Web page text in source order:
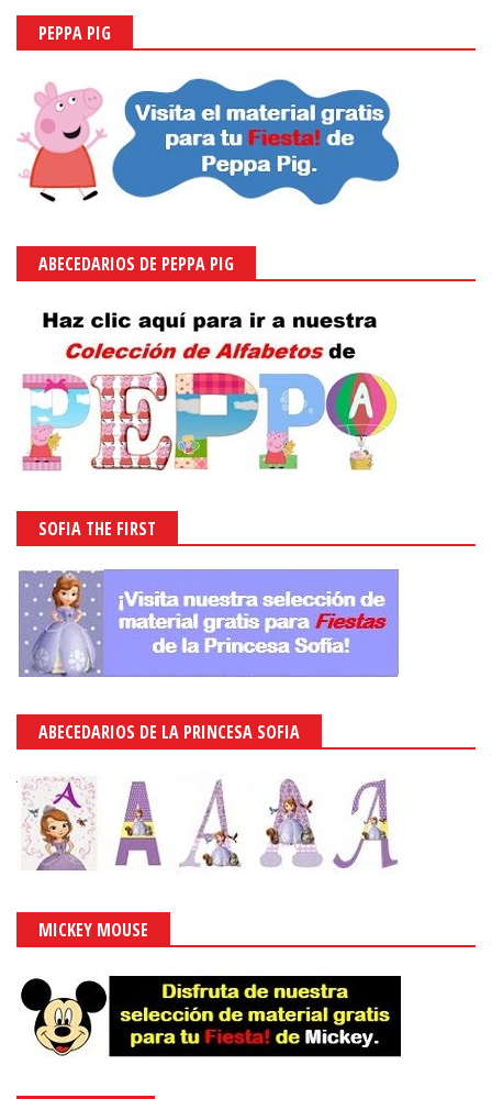
PEPPA PIG
ABECEDARIOS DE PEPPA PIG
SOFIA THE FIRST
ABECEDARIOS DE LA PRINCESA SOFIA
MICKEY MOUSE